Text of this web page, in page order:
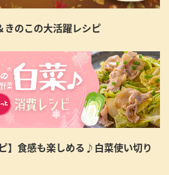
のこの大活躍レシピ
】食感も楽しめる♪白菜使い切り